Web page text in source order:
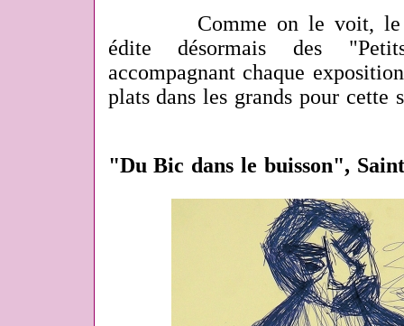
Comme on le voit, le
édite désormais des
accompagnant chaque
plats dans les grands pour cette
"Du Bic dans le buisson",